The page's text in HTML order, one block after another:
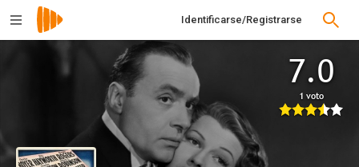
Identificarse/Registrarse
7.0
1 voto